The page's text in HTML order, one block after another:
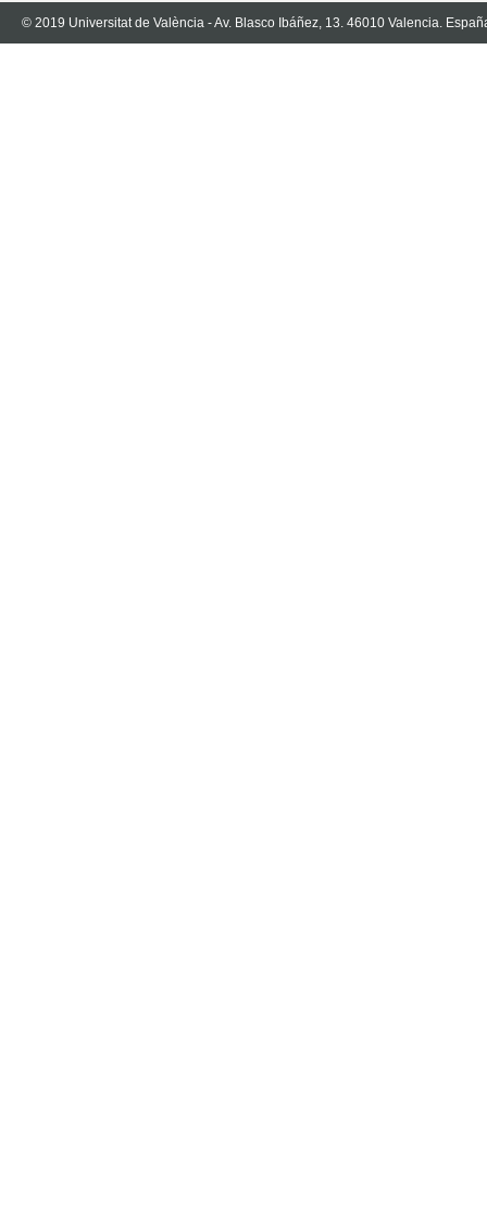
© 2019 Universitat de València - Av. Blasco Ibáñez, 13. 46010 Valencia.